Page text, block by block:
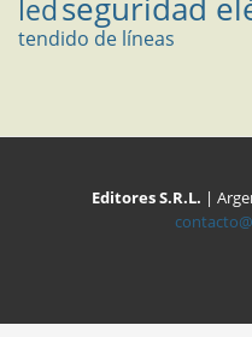
led
tendido de líneas
Editores S.R.L. |